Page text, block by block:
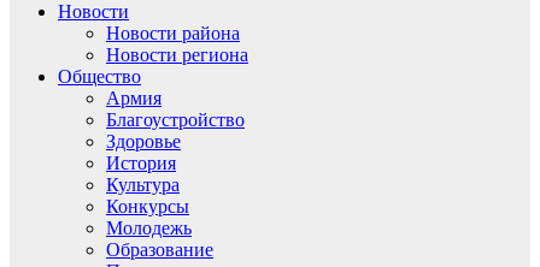
Новости
Новости района
Новости региона
Общество
Армия
Благоустройство
Здоровье
История
Культура
Конкурсы
Молодежь
Образование